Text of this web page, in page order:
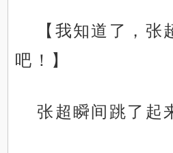
【我知道了，张
吧！】
张超瞬间跳了起